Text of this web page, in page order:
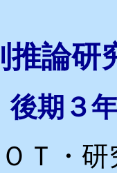
推論研
後期３
ＯＴ・